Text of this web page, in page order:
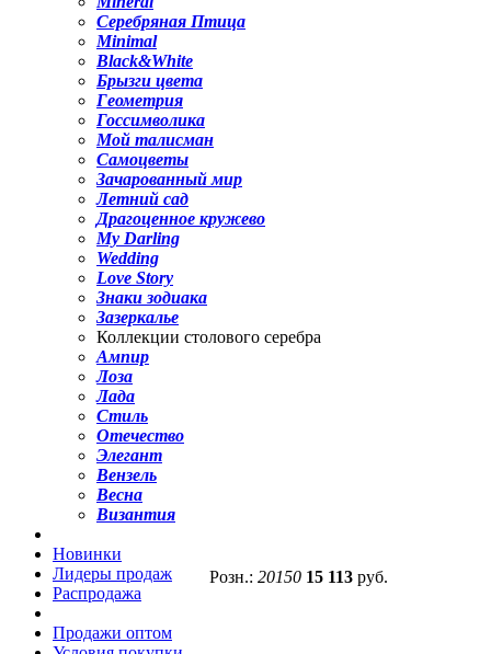
Розн.: 20150 15 113руб.
Серебряная Птица
Minimal
Black&White
Брызги цвета
Геометрия
Госсимволика
Мой талисман
Самоцветы
Зачарованный мир
Летний сад
Драгоценное кружево
My Darling
Wedding
Love Story
Знаки зодиака
Зазеркалье
Коллекции столового серебра
Ампир
Лоза
Лада
Стиль
Отечество
Элегант
Вензель
Весна
Византия
Новинки
Лидеры продаж
Распродажа
Продажи оптом